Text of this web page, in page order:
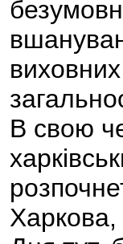
В свою
Харкова,